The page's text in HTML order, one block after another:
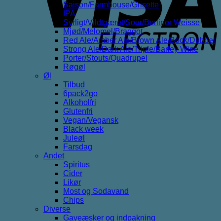
Saison/Farmhouse/Grisette
IPA
Syrligt/Vildtgæret/Sour/Berliner Weisse
Mjød/Melomel/Braggot
Red Ale/Amber Ale/Brown Ale/Bock/Dubbel
Strong Ale/Dark Ale/Triple/Barley Wine
Porter/Stouts/Quadrupel
Røgøl
Øl
Tilbud
6pack2go
Alkoholfri
Glutenfri
Vegan/Vegansk
Black week
Juleøl
Farsdag
Andet
Spiritus
Cider
Likør
Most og Sodavand
Chips
Diverse
Gaveæsker og indpakning